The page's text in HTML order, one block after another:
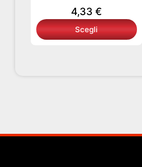
4,33 €
Scegli
pagina
del
prodotto